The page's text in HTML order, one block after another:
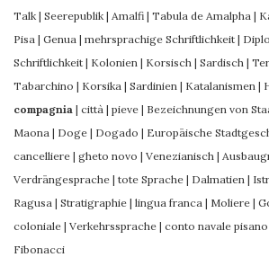
Talk | Seerepublik | Amalfi | Tabula de Amalpha |
Pisa | Genua | mehrsprachige Schriftlichkeit |
Schriftlichkeit | Kolonien | Korsisch | Sardisch |
Tabarchino | Korsika | Sardinien | Katalanismen |
compagnia | città | pieve | Bezeichnungen von
Maona | Doge | Dogado | Europäische
cancelliere | gheto novo | Venezianisch |
Verdrängesprache | tote Sprache | Dalmatien |
Ragusa | Stratigraphie | lingua franca | Moliere |
coloniale | Verkehrssprache | conto navale pisano
Fibonacci